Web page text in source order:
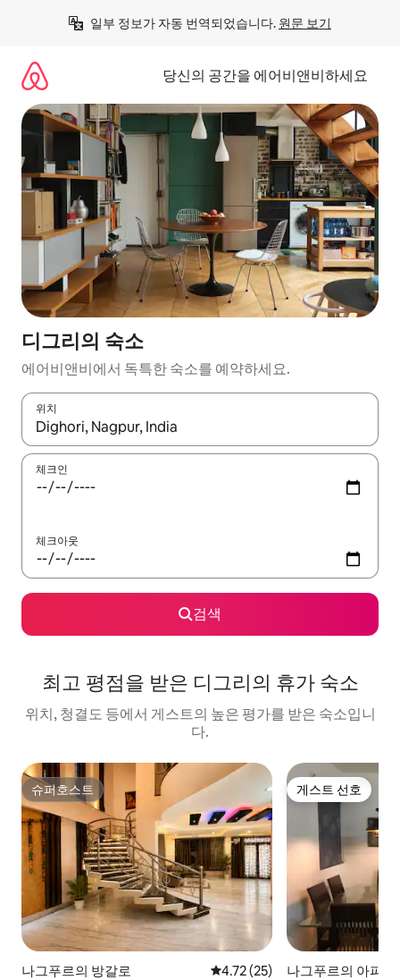
일부 정보가 자동 번역되었습니다. 원문 보기
당신의 공간을 에어비앤비하세요
디그리의 숙소
에어비앤비에서 독특한 숙소를 예약하세요.
위치
결과가 나오면 위·아래 화살표 키를 사용하거나 터치 또는 스와이
체크인
체크아웃
검색
최고 평점을 받은 디그리의 휴가 숙소
위치, 청결도 등에서 게스트의 높은 평가를 받은 숙소입니
다.
슈퍼호스트
슈퍼호스트
나그푸르의 방갈로 평점 4.72점(5점 만점), 후기 25
4.72 (25)
게스트 선호
게스트 선호
나그푸르의 아파트